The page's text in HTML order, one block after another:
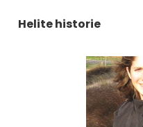
Helite historie